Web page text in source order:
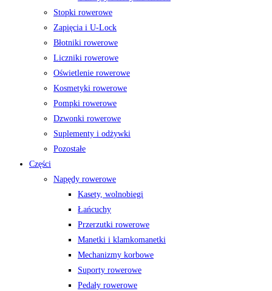
Stopki rowerowe
Zapięcia i U-Lock
Błotniki rowerowe
Liczniki rowerowe
Oświetlenie rowerowe
Kosmetyki rowerowe
Pompki rowerowe
Dzwonki rowerowe
Suplementy i odżywki
Pozostałe
Części
Napędy rowerowe
Kasety, wolnobiegi
Łańcuchy
Przerzutki rowerowe
Manetki i klamkomanetki
Mechanizmy korbowe
Suporty rowerowe
Pedały rowerowe